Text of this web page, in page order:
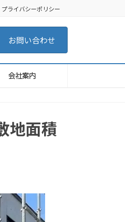
プライバシーポリシー
お問い合わせ
会社案内
地面積